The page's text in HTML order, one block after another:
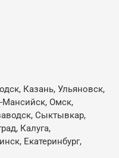
Казань, Ульяновск,
Мансийск, Омск,
Сыктывкар,
Калуга,
Екатеринбург,